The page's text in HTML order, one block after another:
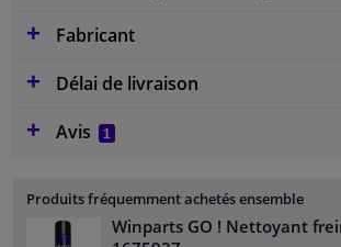
Fabricant
Délai de livraison
Avis
1
Produits fréquemment achetés ensemble
Winparts GO ! Nettoyant